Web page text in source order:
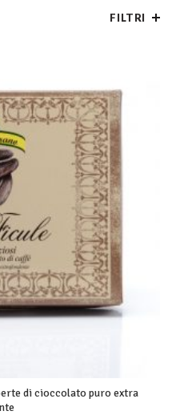
FILTRI
di cioccolato puro extra